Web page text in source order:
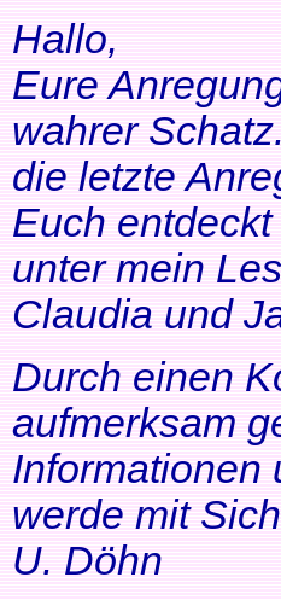
Hallo,
Eure
wahrer
die letzte
Euch
unter mein
Claudia und
Durch einen
aufmerksam
Informationen
werde mit
U. Döhn